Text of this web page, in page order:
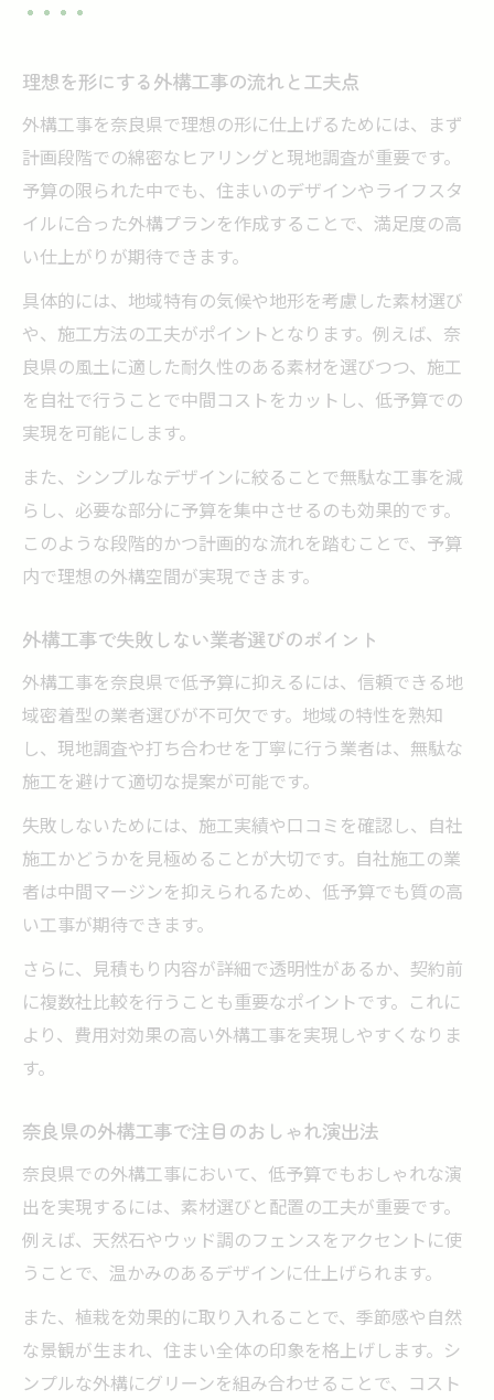
理想を形にする外構工事の流れと工夫点
外構工事を奈良県で理想の形に仕上げるためには、まず
計画段階での綿密なヒアリングと現地調査が重要です。
予算の限られた中でも、住まいのデザインやライフスタ
イルに合った外構プランを作成することで、満足度の高
い仕上がりが期待できます。
具体的には、地域特有の気候や地形を考慮した素材選び
や、施工方法の工夫がポイントとなります。例えば、奈
良県の風土に適した耐久性のある素材を選びつつ、施工
を自社で行うことで中間コストをカットし、低予算での
実現を可能にします。
また、シンプルなデザインに絞ることで無駄な工事を減
らし、必要な部分に予算を集中させるのも効果的です。
このような段階的かつ計画的な流れを踏むことで、予算
内で理想の外構空間が実現できます。
外構工事で失敗しない業者選びのポイント
外構工事を奈良県で低予算に抑えるには、信頼できる地
域密着型の業者選びが不可欠です。地域の特性を熟知
し、現地調査や打ち合わせを丁寧に行う業者は、無駄な
施工を避けて適切な提案が可能です。
失敗しないためには、施工実績や口コミを確認し、自社
施工かどうかを見極めることが大切です。自社施工の業
者は中間マージンを抑えられるため、低予算でも質の高
い工事が期待できます。
さらに、見積もり内容が詳細で透明性があるか、契約前
に複数社比較を行うことも重要なポイントです。これに
より、費用対効果の高い外構工事を実現しやすくなりま
す。
奈良県の外構工事で注目のおしゃれ演出法
奈良県での外構工事において、低予算でもおしゃれな演
出を実現するには、素材選びと配置の工夫が重要です。
例えば、天然石やウッド調のフェンスをアクセントに使
うことで、温かみのあるデザインに仕上げられます。
また、植栽を効果的に取り入れることで、季節感や自然
な景観が生まれ、住まい全体の印象を格上げします。シ
ンプルな外構にグリーンを組み合わせることで、コスト